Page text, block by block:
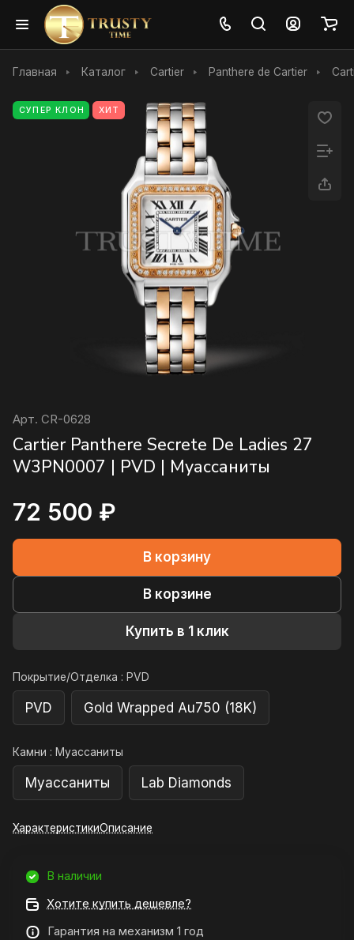
Главная Каталог Cartier Panthere de Cartier
СУПЕР КЛОН ХИТ
Арт. CR-0628
Cartier Panthere Secrete De Ladies 27
W3PN0007 | PVD | Муассаниты
72 500 ₽
В корзину
В корзине
Купить в 1 клик
Покрытие/Отделка : PVD
PVD Gold Wrapped Au750 (18K)
Камни : Муассаниты
Муассаниты Lab Diamonds
ХарактеристикиОписание
В наличии
Хотите купить дешевле?
Гарантия на механизм 1 год